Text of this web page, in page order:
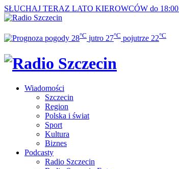
SŁUCHAJ TERAZ LATO KIEROWCÓW do 18:00
28°C jutro 27°C pojutrze 22°C
Wiadomości
Szczecin
Region
Polska i świat
Sport
Kultura
Biznes
Podcasty
Radio Szczecin